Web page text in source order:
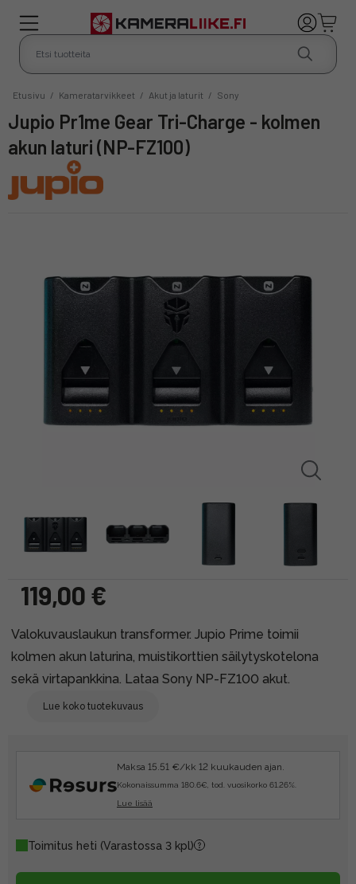
Etusivu / Kameratarvikkeet / Akut ja laturit / Sony
Jupio Pr1me Gear Tri-Charge - kolmen
akun laturi (NP-FZ100)
119,00 €
Valokuvauslaukun transformer. Jupio Prime toimii
kolmen akun laturina, muistikorttien säilytyskotelona
sekä virtapankkina. Lataa Sony NP-FZ100 akut.
Lue koko tuotekuvaus
Maksa 15.51 €/kk 12 kuukauden ajan.
Kokonaissumma 180.6€, tod. vuosikorko 61.26%.
Lue lisää
Toimitus heti (Varastossa 3 kpl)